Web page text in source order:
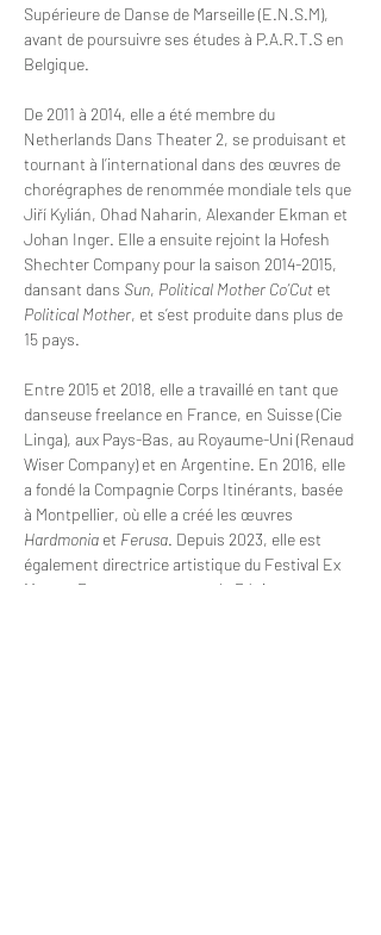
Supérieure de Danse de Marseille (E.N.S.M),
avant de poursuivre ses études à P.A.R.T.S en
Belgique.
De 2011 à 2014, elle a été membre du
Netherlands Dans Theater 2, se produisant et
tournant à l’international dans des œuvres de
chorégraphes de renommée mondiale tels que
Jiří Kylián, Ohad Naharin, Alexander Ekman et
Johan Inger. Elle a ensuite rejoint la Hofesh
Shechter Company pour la saison 2014-2015,
dansant dans Sun, Political Mother Co’Cut et
Political Mother, et s’est produite dans plus de
15 pays.
Entre 2015 et 2018, elle a travaillé en tant que
danseuse freelance en France, en Suisse (Cie
Linga), aux Pays-Bas, au Royaume-Uni (Renaud
Wiser Company) et en Argentine. En 2016, elle
a fondé la Compagnie Corps Itinérants, basée
à Montpellier, où elle a créé les œuvres
Hardmonia et Ferusa. Depuis 2023, elle est
également directrice artistique du Festival Ex
Movere Dance, soutenu par la Région